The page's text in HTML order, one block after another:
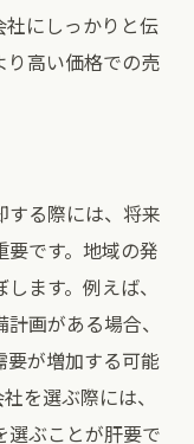
社にしっかりと伝
り高い価格での売
する際には、将来
です。地域の発
ます。例えば、
画がある場合、
要が増加する可能
を選ぶ際には、
選ぶことが肝要で